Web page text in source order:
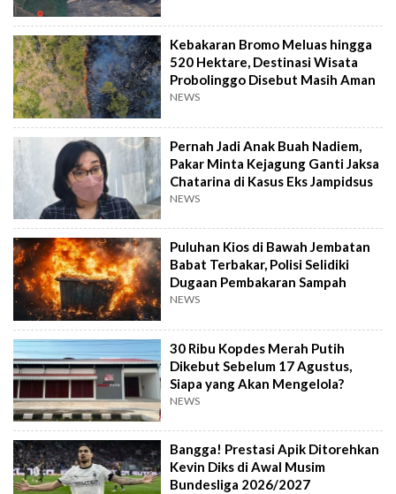
Kebakaran Bromo Meluas hingga
520 Hektare, Destinasi Wisata
Probolinggo Disebut Masih Aman
NEWS
Pernah Jadi Anak Buah Nadiem,
Pakar Minta Kejagung Ganti Jaksa
Chatarina di Kasus Eks Jampidsus
NEWS
Puluhan Kios di Bawah Jembatan
Babat Terbakar, Polisi Selidiki
Dugaan Pembakaran Sampah
NEWS
30 Ribu Kopdes Merah Putih
Dikebut Sebelum 17 Agustus,
Siapa yang Akan Mengelola?
NEWS
Bangga! Prestasi Apik Ditorehkan
Kevin Diks di Awal Musim
Bundesliga 2026/2027